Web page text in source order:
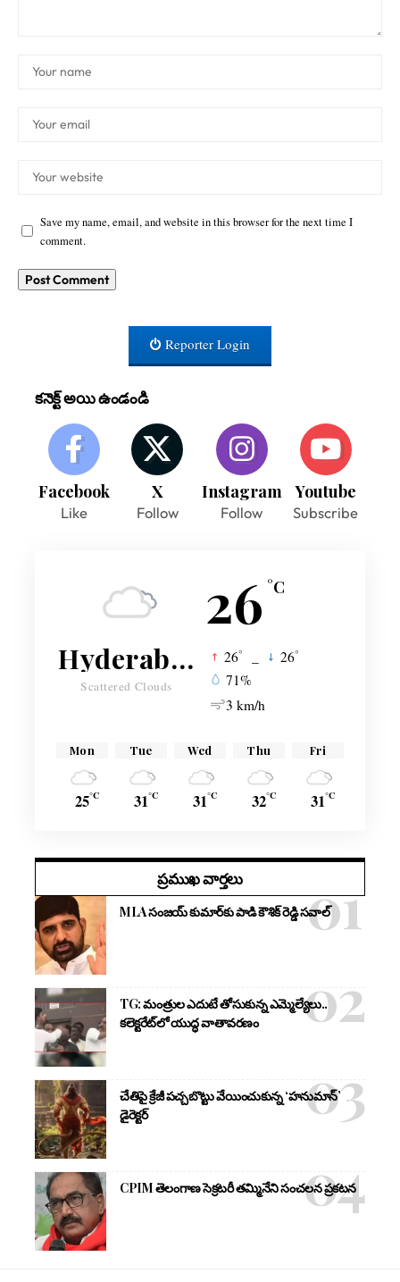
Save my name, email, and website in this browser for the next time I
comment.
Reporter Login
కనెక్ట్ అయి ఉండండి
Facebook
Like
X
Follow
Instagram
Follow
Youtube
Subscribe
26 °C
Hyderabad
Scattered Clouds
26° 26°
71%
3 km/h
Mon
25°C
Tue
31°C
Wed
31°C
Thu
32°C
Fri
31°C
ప్రముఖ వార్తలు
MLA సంజయ్ కుమార్‌కు పాడి కౌశిక్ రెడ్డి సవాల్
TG: మంత్రుల ఎదుటే తోసుకున్న ఎమ్మెల్యేలు..
కలెక్టరేట్‌లో యుద్ధ వాతావరణం
చేతిపై క్రేజీ పచ్చబొట్టు వేయించుకున్న ‘హనుమాన్’
డైరెక్టర్
CPIM తెలంగాణ సెక్రటరీ తమ్మినేని సంచలన ప్రకటన